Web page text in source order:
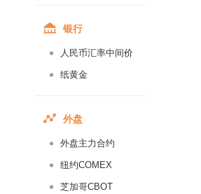
银行
人民币汇率中间价
纸黄金
外盘
外盘主力合约
纽约COMEX
芝加哥CBOT